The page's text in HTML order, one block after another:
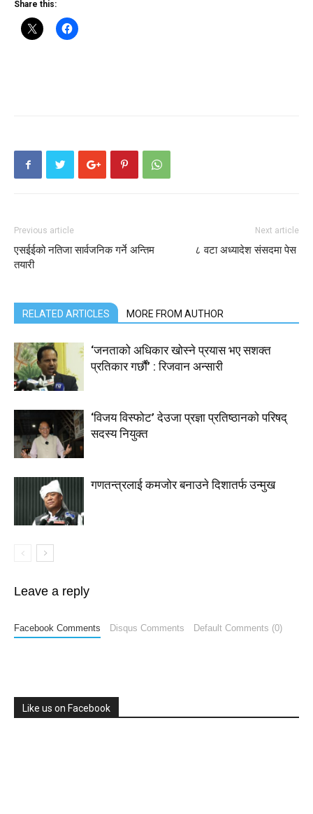
Share this:
Previous article
एसईईको नतिजा सार्वजनिक गर्ने अन्तिम
तयारी
Next article
८ वटा अध्यादेश संसदमा पेस
RELATED ARTICLES MORE FROM AUTHOR
‘जनताको अधिकार खोस्ने प्रयास भए सशक्त
प्रतिकार गर्छौं’ : रिजवान अन्सारी
‘विजय विस्फोट’ देउजा प्रज्ञा प्रतिष्ठानको परिषद्
सदस्य नियुक्त
गणतन्त्रलाई कमजोर बनाउने दिशातर्फ उन्मुख
Leave a reply
Facebook Comments Disqus Comments Default Comments (0)
Like us on Facebook